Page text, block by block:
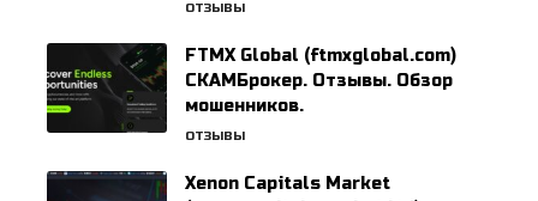
ОТЗЫВЫ
FTMX Global (ftmxglobal.com)
СКАМБрокер. Отзывы. Обзор
мошенников.
ОТЗЫВЫ
Xenon Capitals Market